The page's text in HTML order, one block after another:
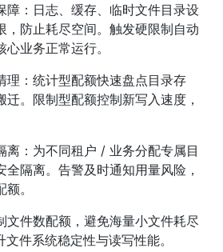
障：日志、缓存、临时文件目录设
，防止耗尽空间。触发硬限制自动
业务正常运行。
理：统计型配额快速盘点目录存
迁。限制型配额控制新写入速度，
离：为不同租户 / 业务分配专属目
全隔离。告警及时通知用量风险，
。
文件数配额，避免海量小文件耗尽
件系统稳定性与读写性能。